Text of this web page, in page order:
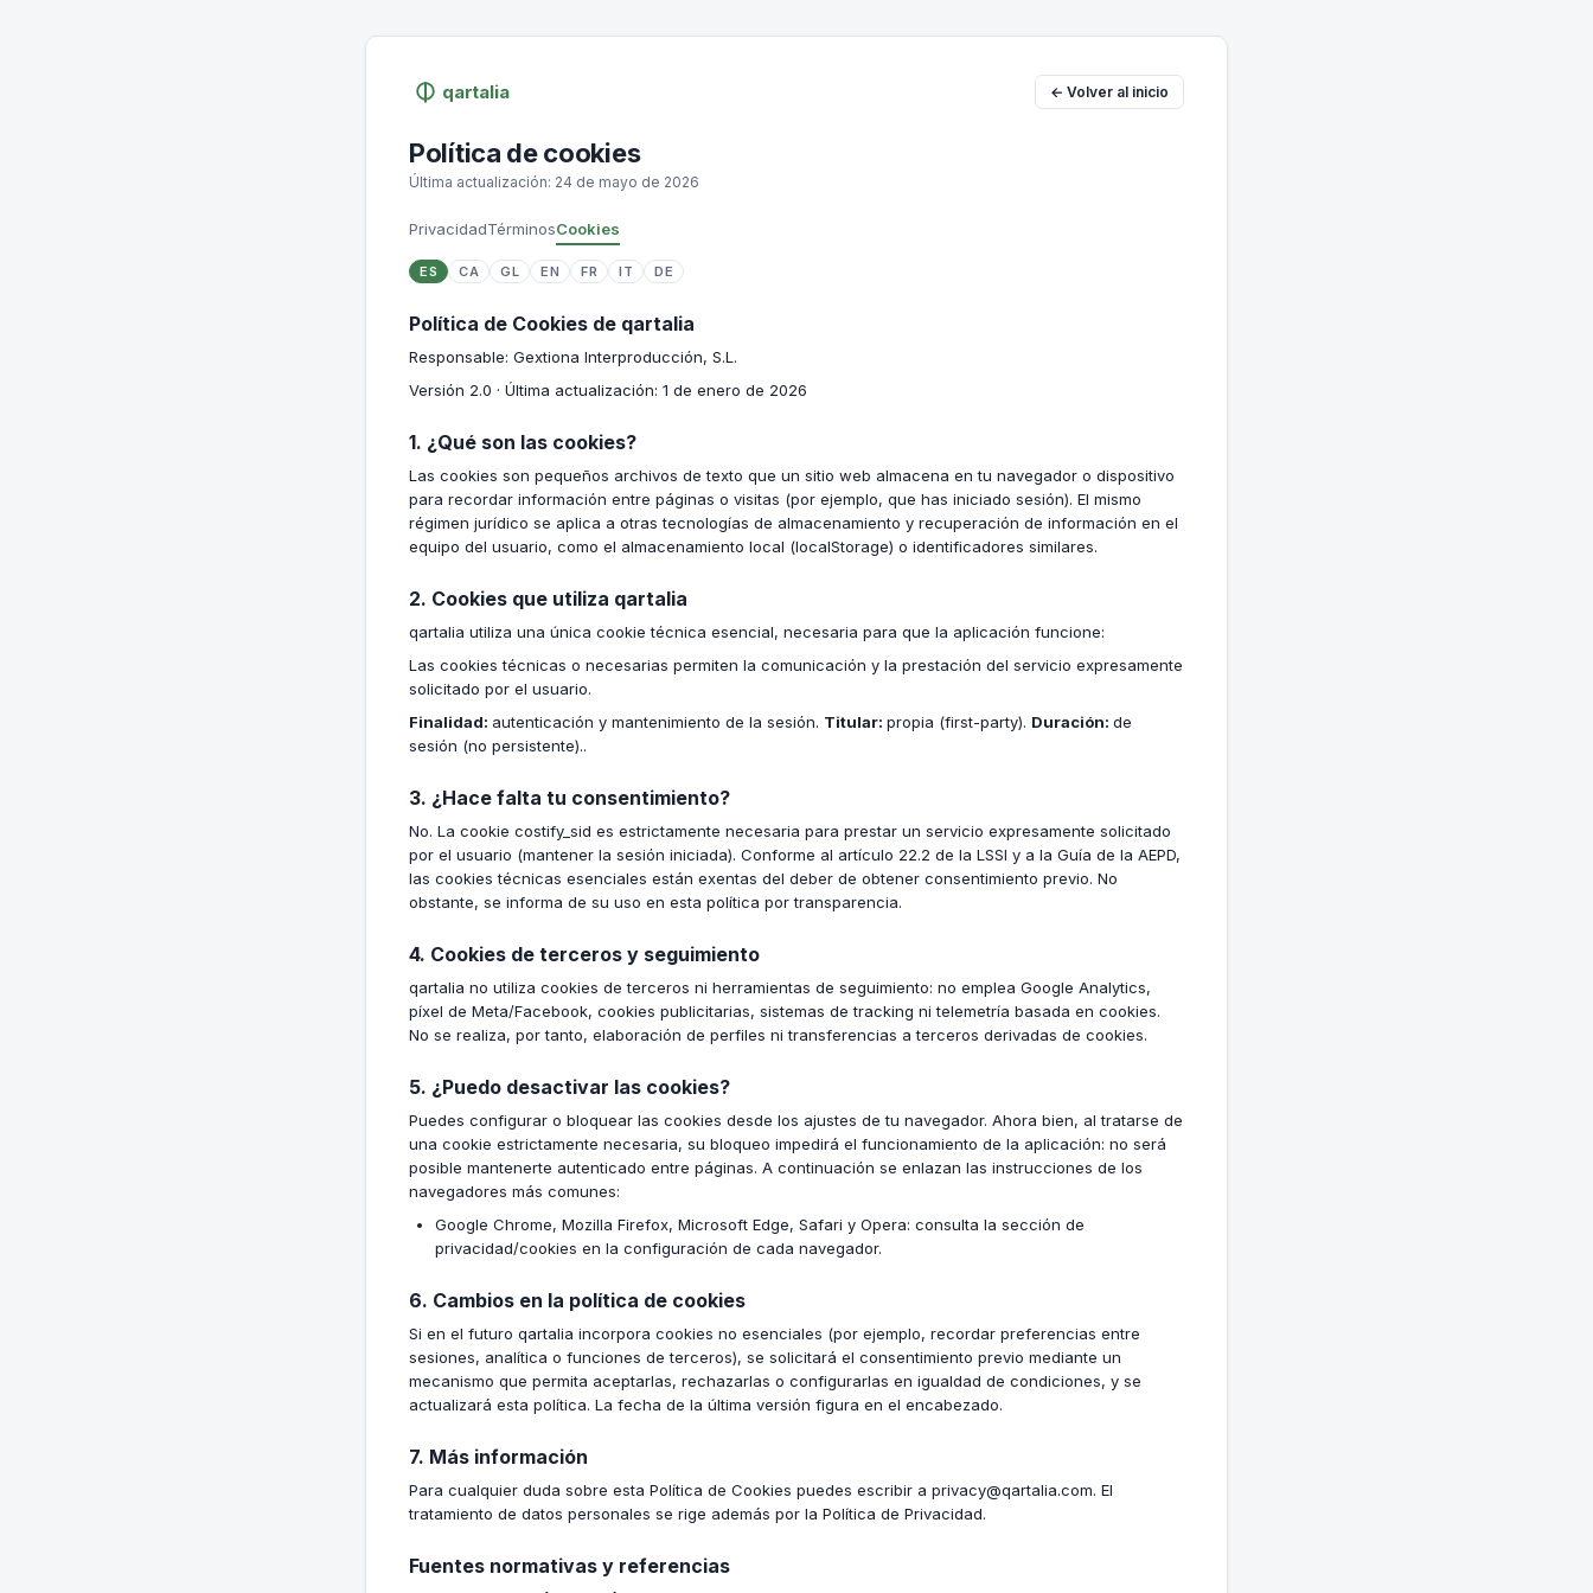
qartalia ← Volver al inicio
Política de cookies
Última actualización: 24 de mayo de 2026
PrivacidadTérminosCookies
ES CA GL EN FR IT DE
Política de Cookies de qartalia
Responsable: Gextiona Interproducción, S.L.
Versión 2.0 · Última actualización: 1 de enero de 2026
1. ¿Qué son las cookies?
Las cookies son pequeños archivos de texto que un sitio web almacena en tu navegador o dispositivo
para recordar información entre páginas o visitas (por ejemplo, que has iniciado sesión). El mismo
régimen jurídico se aplica a otras tecnologías de almacenamiento y recuperación de información en el
equipo del usuario, como el almacenamiento local (localStorage) o identificadores similares.
2. Cookies que utiliza qartalia
qartalia utiliza una única cookie técnica esencial, necesaria para que la aplicación funcione:
Las cookies técnicas o necesarias permiten la comunicación y la prestación del servicio expresamente
solicitado por el usuario.
Finalidad: autenticación y mantenimiento de la sesión. Titular: propia (first-party). Duración: de
sesión (no persistente)..
3. ¿Hace falta tu consentimiento?
No. La cookie costify_sid es estrictamente necesaria para prestar un servicio expresamente solicitado
por el usuario (mantener la sesión iniciada). Conforme al artículo 22.2 de la LSSI y a la Guía de la AEPD,
las cookies técnicas esenciales están exentas del deber de obtener consentimiento previo. No
obstante, se informa de su uso en esta política por transparencia.
4. Cookies de terceros y seguimiento
qartalia no utiliza cookies de terceros ni herramientas de seguimiento: no emplea Google Analytics,
píxel de Meta/Facebook, cookies publicitarias, sistemas de tracking ni telemetría basada en cookies.
No se realiza, por tanto, elaboración de perfiles ni transferencias a terceros derivadas de cookies.
5. ¿Puedo desactivar las cookies?
Puedes configurar o bloquear las cookies desde los ajustes de tu navegador. Ahora bien, al tratarse de
una cookie estrictamente necesaria, su bloqueo impedirá el funcionamiento de la aplicación: no será
posible mantenerte autenticado entre páginas. A continuación se enlazan las instrucciones de los
navegadores más comunes:
Google Chrome, Mozilla Firefox, Microsoft Edge, Safari y Opera: consulta la sección de
privacidad/cookies en la configuración de cada navegador.
6. Cambios en la política de cookies
Si en el futuro qartalia incorpora cookies no esenciales (por ejemplo, recordar preferencias entre
sesiones, analítica o funciones de terceros), se solicitará el consentimiento previo mediante un
mecanismo que permita aceptarlas, rechazarlas o configurarlas en igualdad de condiciones, y se
actualizará esta política. La fecha de la última versión figura en el encabezado.
7. Más información
Para cualquier duda sobre esta Política de Cookies puedes escribir a privacy@qartalia.com. El
tratamiento de datos personales se rige además por la Política de Privacidad.
Fuentes normativas y referencias